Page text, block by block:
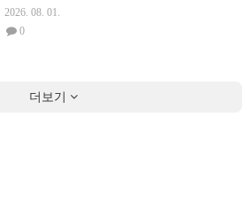
2026. 08. 01.
0
더보기